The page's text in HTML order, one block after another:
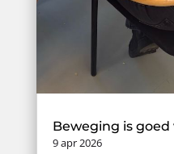
Beweging is
9 apr 2026